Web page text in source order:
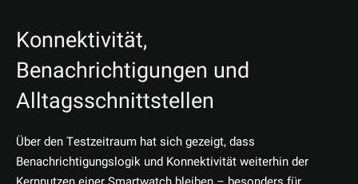
Konnektivität,
Benachrichtigungen und
Alltagsschnittstellen
Über den Testzeitraum hat sich gezeigt, dass
Benachrichtigungslogik und Konnektivität weiterhin der